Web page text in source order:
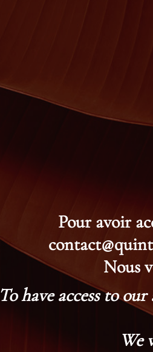
Pour avoir
Nous
To have access to
We